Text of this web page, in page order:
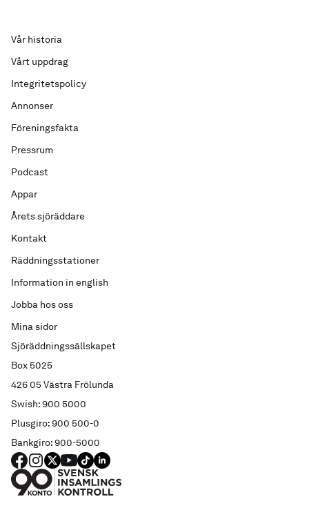
Sjöräddningssällskapet
Box 5025
426 05 Västra Frölunda
Swish: 900 5000
Plusgiro: 900 500-0
Bankgiro: 900-5000
Vår historia
Vårt uppdrag
Integritetspolicy
Annonser
Föreningsfakta
Pressrum
Podcast
Appar
Årets sjöräddare
Kontakt
Räddningsstationer
Information in english
Jobba hos oss
Mina sidor
FACEBOOK
Instagram
X YouTube
TIKTOKLINKED IN